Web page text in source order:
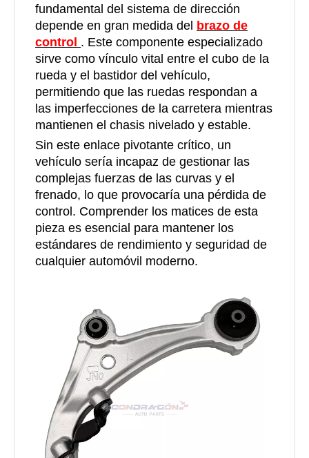
fundamental del sistema de dirección
depende en gran medida del brazo de
control . Este componente especializado
sirve como vínculo vital entre el cubo de la
rueda y el bastidor del vehículo,
permitiendo que las ruedas respondan a
las imperfecciones de la carretera mientras
mantienen el chasis nivelado y estable.
Sin este enlace pivotante crítico, un
vehículo sería incapaz de gestionar las
complejas fuerzas de las curvas y el
frenado, lo que provocaría una pérdida de
control. Comprender los matices de esta
pieza es esencial para mantener los
estándares de rendimiento y seguridad de
cualquier automóvil moderno.